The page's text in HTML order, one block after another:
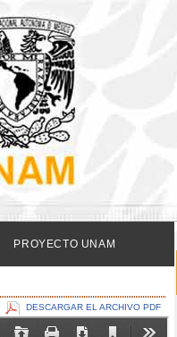
PROYECTO UNAM
DESCARGAR EL ARCHIVO PDF